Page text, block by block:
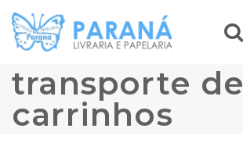
transporte de
carrinhos